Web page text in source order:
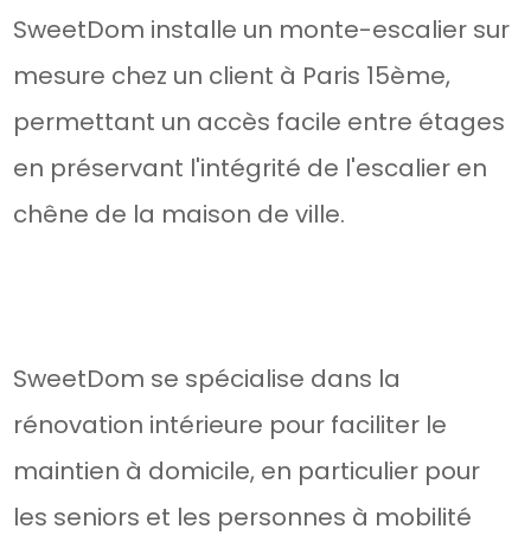
SweetDom installe un monte-escalier sur
mesure chez un client à Paris 15ème,
permettant un accès facile entre étages
en préservant l'intégrité de l'escalier en
chêne de la maison de ville.
SweetDom se spécialise dans la
rénovation intérieure pour faciliter le
maintien à domicile, en particulier pour
les seniors et les personnes à mobilité